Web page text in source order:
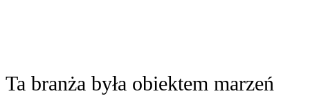
Ta branża była obiektem marzeń